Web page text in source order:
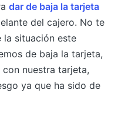
dar de baja la tarjeta
del cajero. No te
la situación este
de baja la tarjeta,
nuestra tarjeta,
ya que ha sido de